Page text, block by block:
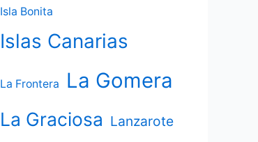
Isla Bonita
Islas Canarias
La Frontera La Gomera
La Graciosa Lanzarote